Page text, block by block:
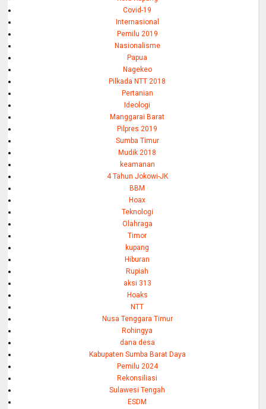
Covid-19
Internasional
Pemilu 2019
Nasionalisme
Papua
Nagekeo
Pilkada NTT 2018
Pertanian
Ideologi
Manggarai Barat
Pilpres 2019
Sumba Timur
Mudik 2018
keamanan
4 Tahun Jokowi-JK
BBM
Hoax
Teknologi
Olahraga
Timor
kupang
Hiburan
Rupiah
aksi 313
Hoaks
NTT
Nusa Tenggara Timur
Rohingya
dana desa
Kabupaten Sumba Barat Daya
Pemilu 2024
Rekonsiliasi
Sulawesi Tengah
ESDM